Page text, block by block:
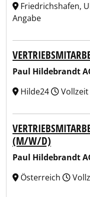
Friedrichshafen,
Angabe
Paul Hildebrandt
Hilde24
Vollzeit
M/W/D)
Paul Hildebrandt
Österreich